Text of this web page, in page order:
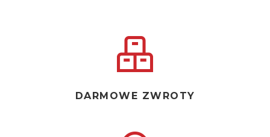
DARMOWE ZWROTY